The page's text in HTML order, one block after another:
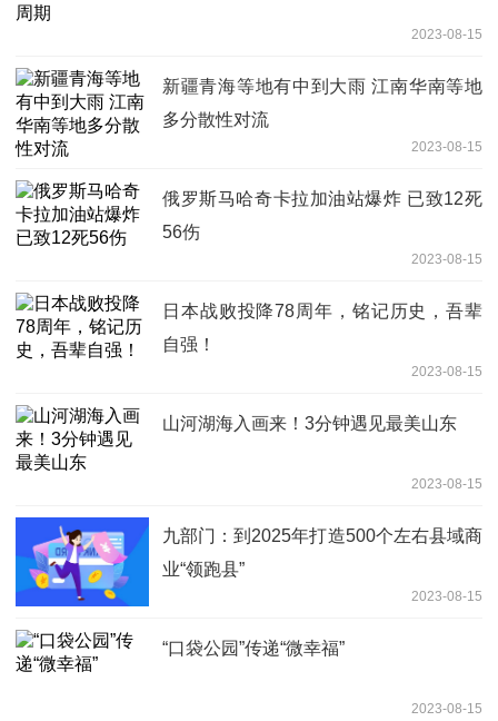
2023-08-15
新疆青海等地有中到大雨 江南华南等地
多分散性对流
2023-08-15
俄罗斯马哈奇卡拉加油站爆炸 已致12死
56伤
2023-08-15
日本战败投降78周年，铭记历史，吾辈
自强！
2023-08-15
山河湖海入画来！3分钟遇见最美山东
2023-08-15
九部门：到2025年打造500个左右县域商
业“领跑县”
2023-08-15
“口袋公园”传递“微幸福”
2023-08-15